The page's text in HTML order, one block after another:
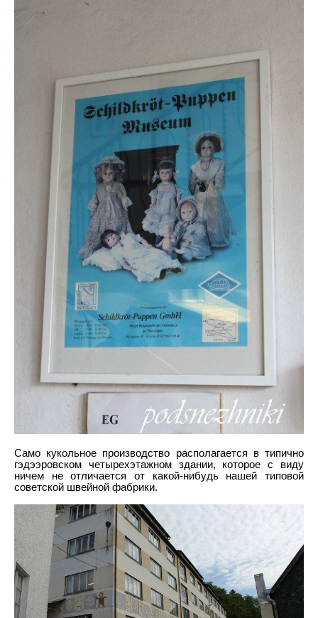
Само кукольное производство располагается в типично
гэдээровском четырехэтажном здании, которое с виду
ничем не отличается от какой-нибудь нашей типовой
советской швейной фабрики.